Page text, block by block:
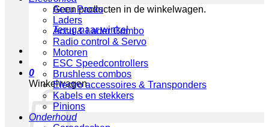
Geen producten in de winkelwagen.
Terug naar winkel
0
Winkelwagen
Accu Packs
Laders
Accu & Lader Combo
Radio control & Servo
Motoren
ESC Speedcontrollers
Brushless combos
Electro accessoires & Transponders
Kabels en stekkers
Pinions
Onderhoud